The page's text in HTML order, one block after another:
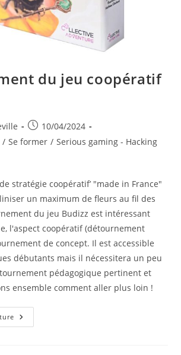
du jeu coopératif
Publication
publiée :
10/04/2024
/ Se former / Serious gaming - Hacking
stratégie coopératif’ "made in France"
un maximum de fleurs au fil des
du jeu Budizz est intéressant
l'aspect coopératif (détournement
de concept. Il est accessible
débutants mais il nécessitera un peu
pédagogique pertinent et
ensemble comment aller plus loin !
Détournement
Du